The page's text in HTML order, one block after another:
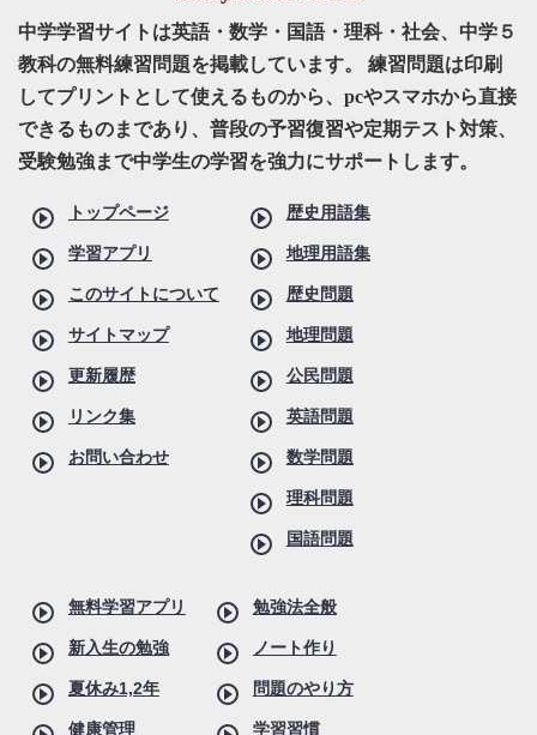
中学学習サイトは英語・数学・国語・理科・社会、中学５
教科の無料練習問題を掲載しています。 練習問題は印刷
してプリントとして使えるものから、pcやスマホから直接
できるものまであり、普段の予習復習や定期テスト対策、
受験勉強まで中学生の学習を強力にサポートします。
トップページ
学習アプリ
このサイトについて
サイトマップ
更新履歴
リンク集
お問い合わせ
歴史用語集
地理用語集
歴史問題
地理問題
公民問題
英語問題
数学問題
理科問題
国語問題
無料学習アプリ
新入生の勉強
夏休み1,2年
健康管理
勉強法全般
ノート作り
問題のやり方
学習習慣